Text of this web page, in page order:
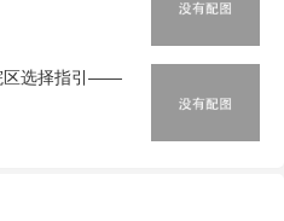
区选择指引——